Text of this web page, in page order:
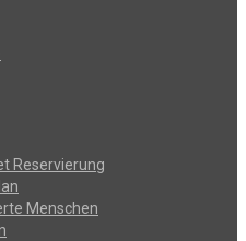
Reservierung
Menschen